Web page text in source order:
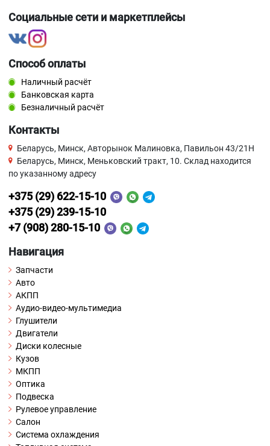
Социальные сети и маркетплейсы
Способ оплаты
Наличный расчёт
Банковская карта
Безналичный расчёт
Контакты
Беларусь, Минск, Авторынок Малиновка, Павильон 43/21Н
Беларусь, Минск, Меньковский тракт, 10. Склад находится
по указанному адресу
+375 (29) 622-15-10
+375 (29) 239-15-10
+7 (908) 280-15-10
Навигация
Запчасти
Авто
АКПП
Аудио-видео-мультимедиа
Глушители
Двигатели
Диски колесные
Кузов
МКПП
Оптика
Подвеска
Рулевое управление
Салон
Система охлаждения